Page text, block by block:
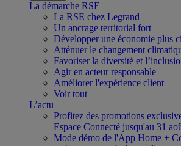
La démarche RSE
La RSE chez Legrand
Un ancrage territorial fort
Développer une économie plus
Atténuer le changement
Favoriser la diversité et
Agir en acteur responsable
Améliorer l'expérience client
Voir tout
L’actu
Profitez des promotions
Espace Connecté jusqu'au 31
Mode démo de l'App Home +